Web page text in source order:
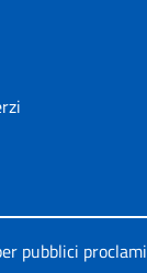
pubblici proclami